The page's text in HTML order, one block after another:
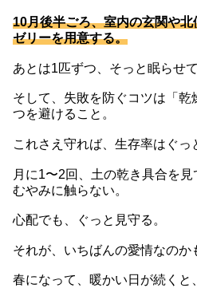
10月後半ごろ、室内の玄関や
ゼリーを用意する。
あとは1匹ずつ、そっと眠らせ
そして、失敗を防ぐコツは「
つを避けること。
これさえ守れば、生存率はぐっ
月に1〜2回、土の乾き具合を
むやみに触らない。
心配でも、ぐっと見守る。
それが、いちばんの愛情なのか
春になって、暖かい日が続くと